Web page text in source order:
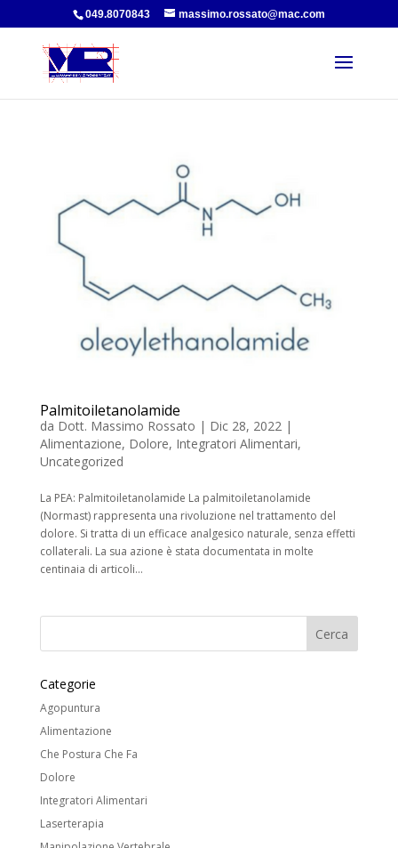
049.8070843 massimo.rossato@mac.com
Palmitoiletanolamide
da Dott. Massimo Rossato | Dic 28, 2022|
Alimentazione, Dolore, Integratori Alimentari,
Uncategorized
La PEA: Palmitoiletanolamide La palmitoiletanolamide
(Normast) rappresenta una rivoluzione nel trattamento del
dolore. Si tratta di un efficace analgesico naturale, senza effetti
collaterali. La sua azione è stata documentata in molte
centinaia di articoli...
Categorie
Agopuntura
Alimentazione
Che Postura Che Fa
Dolore
Integratori Alimentari
Laserterapia